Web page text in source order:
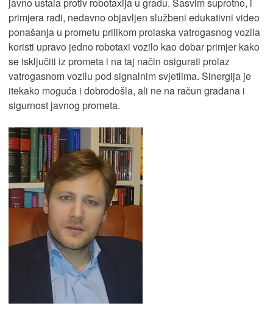
primjera radi, nedavno objavljen službeni edukativni video
ponašanja u prometu prilikom prolaska vatrogasnog vozila
koristi upravo jedno robotaxi vozilo kao dobar primjer kako
se isključiti iz prometa i na taj način osigurati prolaz
vatrogasnom vozilu pod signalnim svjetlima. Sinergija je
itekako moguća i dobrodošla, ali ne na račun građana i
sigurnost javnog prometa.